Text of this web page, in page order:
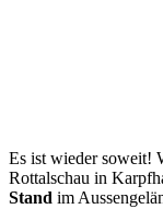
Es ist wieder soweit!
Rottalschau in
Stand im